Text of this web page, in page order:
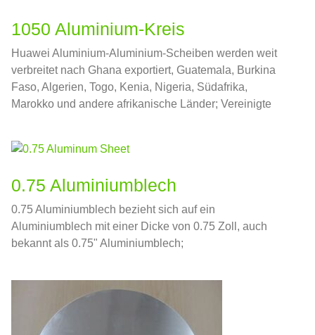
1050 Aluminium-Kreis
Huawei Aluminium-Aluminium-Scheiben werden weit
verbreitet nach Ghana exportiert, Guatemala, Burkina
Faso, Algerien, Togo, Kenia, Nigeria, Südafrika,
Marokko und andere afrikanische Länder; Vereinigte
Nahen Ostens.
0.75 Aluminiumblech
0.75 Aluminiumblech bezieht sich auf ein
Aluminiumblech mit einer Dicke von 0.75 Zoll, auch
bekannt als 0.75" Aluminiumblech;